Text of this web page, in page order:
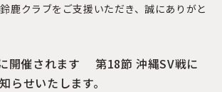
鹿クラブをご支援いただき、誠にありがと
開催されます 第18節 沖縄SV戦に
らせいたします。